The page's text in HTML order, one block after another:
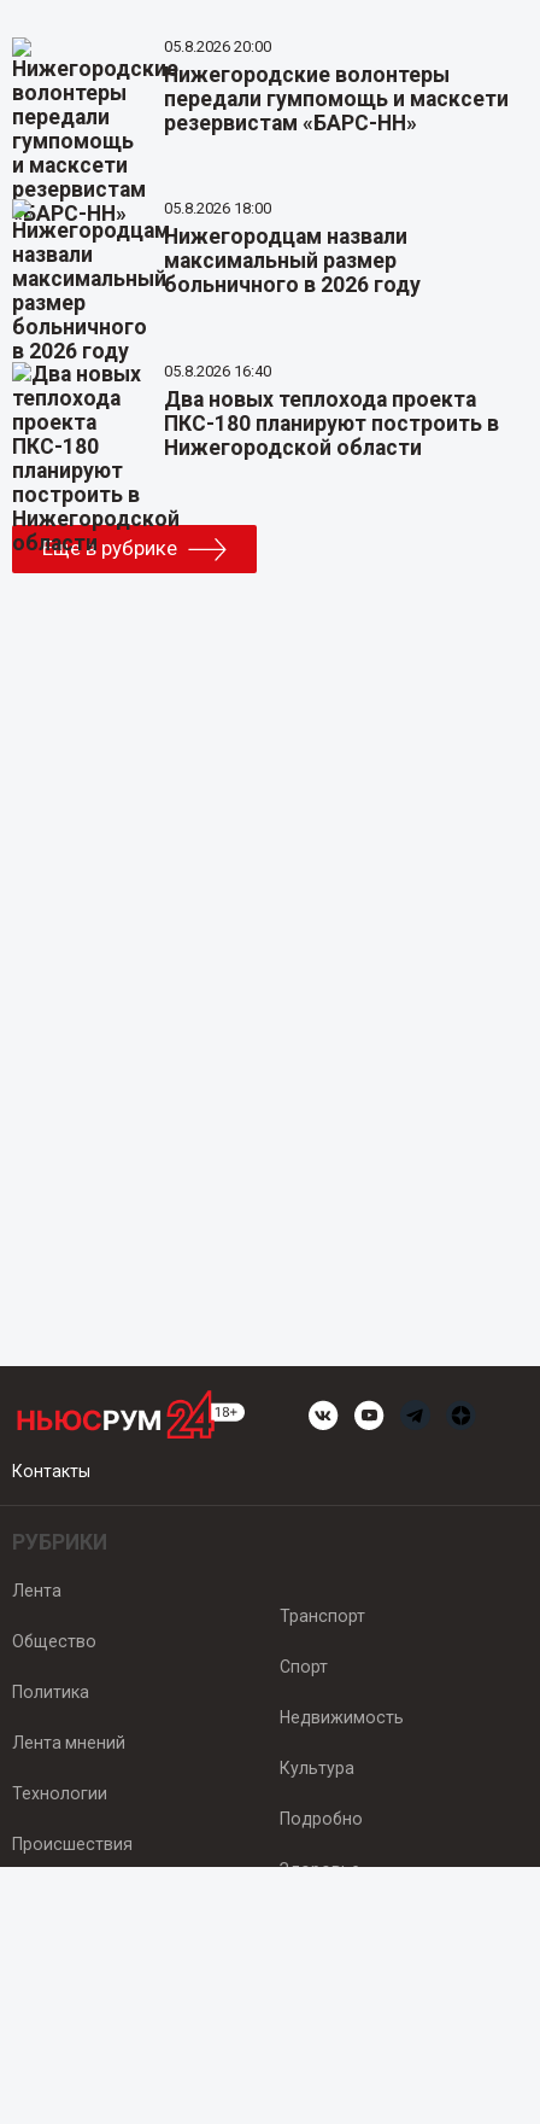
05.8.2026 20:00
Нижегородские волонтеры
передали гумпомощь и масксети
резервистам «БАРС-НН»
05.8.2026 18:00
Нижегородцам назвали
максимальный размер
больничного в 2026 году
05.8.2026 16:40
Два новых теплохода проекта
ПКС-180 планируют построить в
Нижегородской области
Еще в рубрике
Контакты
РУБРИКИ
Лента
Общество
Политика
Лента мнений
Технологии
Происшествия
Транспорт
Спорт
Недвижимость
Культура
Подробно
Здоровье